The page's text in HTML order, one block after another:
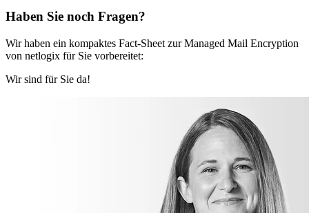
Haben Sie noch Fragen?
Wir haben ein kompaktes Fact-Sheet zur Managed Mail Encryption
von netlogix für Sie vorbereitet:
Wir sind für Sie da!